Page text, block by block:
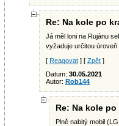
Re: Na kole po
Já měl loni na Rujánu
vyžaduje určitou
[ Reagovat ] [ Zpět ]
Datum: 30.05.2021
Autor: Rob144
Re: Na kole
Plně nabitý mobil